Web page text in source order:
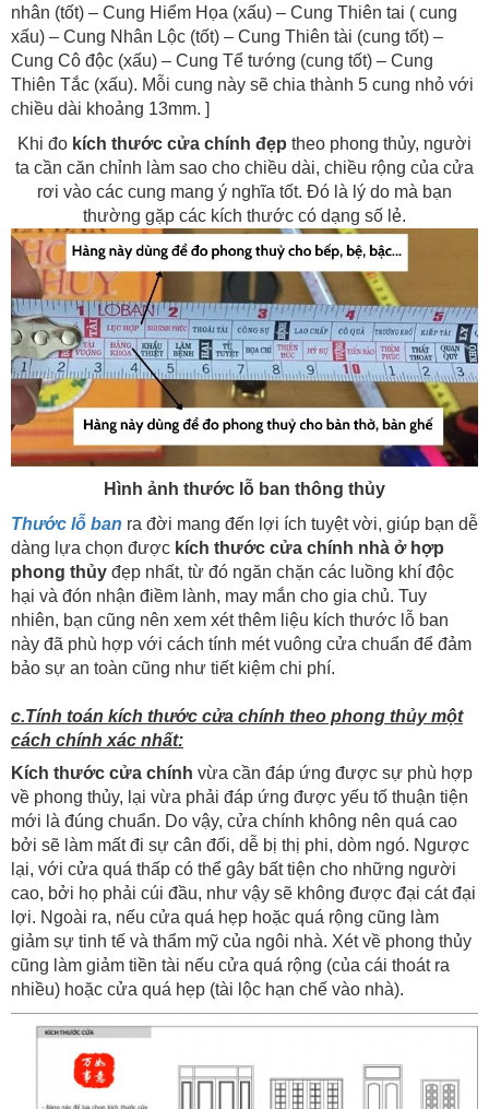
nhân (tốt) – Cung Hiểm Họa (xấu) – Cung Thiên tai ( cung
xấu) – Cung Nhân Lộc (tốt) – Cung Thiên tài (cung tốt) –
Cung Cô độc (xấu) – Cung Tể tướng (cung tốt) – Cung
Thiên Tắc (xấu). Mỗi cung này sẽ chia thành 5 cung nhỏ với
chiều dài khoảng 13mm. ]
Khi đo kích thước cửa chính đẹp theo phong thủy, người
ta cần căn chỉnh làm sao cho chiều dài, chiều rộng của cửa
rơi vào các cung mang ý nghĩa tốt. Đó là lý do mà bạn
thường gặp các kích thước có dạng số lẻ.
Hình ảnh thước lỗ ban thông thủy
Thước lỗ ban ra đời mang đến lợi ích tuyệt vời, giúp bạn dễ
dàng lựa chọn được kích thước cửa chính nhà ở hợp
phong thủy đẹp nhất, từ đó ngăn chặn các luồng khí độc
hại và đón nhận điềm lành, may mắn cho gia chủ. Tuy
nhiên, bạn cũng nên xem xét thêm liệu kích thước lỗ ban
này đã phù hợp với cách tính mét vuông cửa chuẩn để đảm
bảo sự an toàn cũng như tiết kiệm chi phí.
c.Tính toán kích thước cửa chính theo phong thủy một
cách chính xác nhất:
Kích thước cửa chính vừa cần đáp ứng được sự phù hợp
về phong thủy, lại vừa phải đáp ứng được yếu tố thuận tiện
mới là đúng chuẩn. Do vậy, cửa chính không nên quá cao
bởi sẽ làm mất đi sự cân đối, dễ bị thị phi, dòm ngó. Ngược
lại, với cửa quá thấp có thể gây bất tiện cho những người
cao, bởi họ phải cúi đầu, như vậy sẽ không được đại cát đại
lợi. Ngoài ra, nếu cửa quá hẹp hoặc quá rộng cũng làm
giảm sự tinh tế và thẩm mỹ của ngôi nhà. Xét về phong thủy
cũng làm giảm tiền tài nếu cửa quá rộng (của cái thoát ra
nhiều) hoặc cửa quá hẹp (tài lộc hạn chế vào nhà).